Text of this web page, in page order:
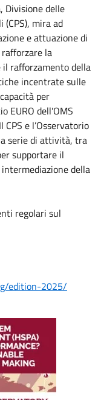
, Divisione delle
mira ad
e attuazione di
la
rafforzamento della
incentrate sulle
per
EURO dell'OMS
e l’Osservatorio
serie di attività, tra
supportare il
della
regolari sul
edition-2025/